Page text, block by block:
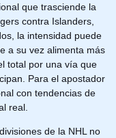
que trasciende la
contra Islanders,
la intensidad puede
a su vez alimenta más
total por una vía que
Para el apostador
con tendencias de
real.
de la NHL no